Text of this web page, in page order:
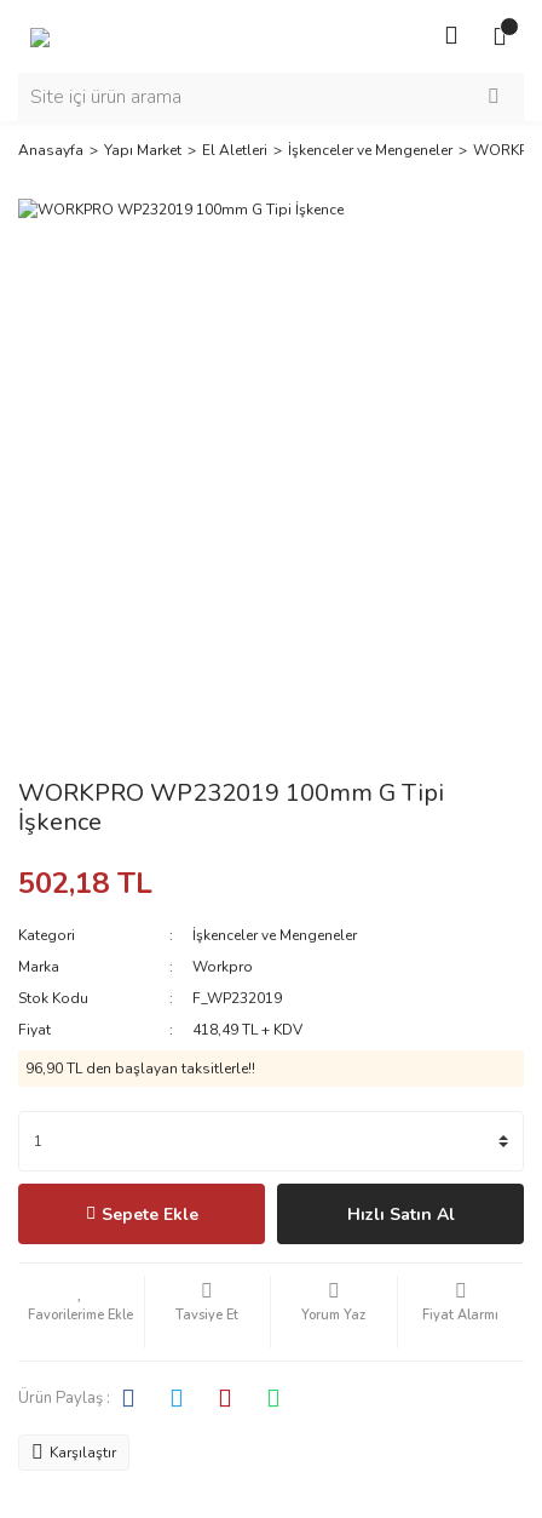
Anasayfa Yapı Market El Aletleri İşkenceler ve Mengeneler
WORKPRO WP232019 100mm G Tipi
İşkence
502,18 TL
Kategori
İşkenceler ve Mengeneler
Marka
Workpro
Stok Kodu
F_WP232019
Fiyat
418,49 TL + KDV
96,90 TL den başlayan taksitlerle!!
Sepete Ekle Hızlı Satın Al
Tavsiye Et Yorum Yaz Fiyat Alarmı
Ürün Paylaş :
Karşılaştır